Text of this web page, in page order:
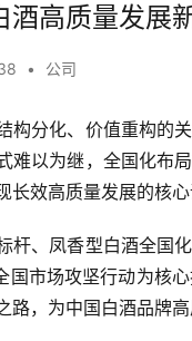
酒高质量发展
• 公司
构分化、价值重构的
难以为继，全国化布
效高质量发展的核心
杆、凤香型白酒全国
国市场攻坚行动为核
，为中国白酒品牌高